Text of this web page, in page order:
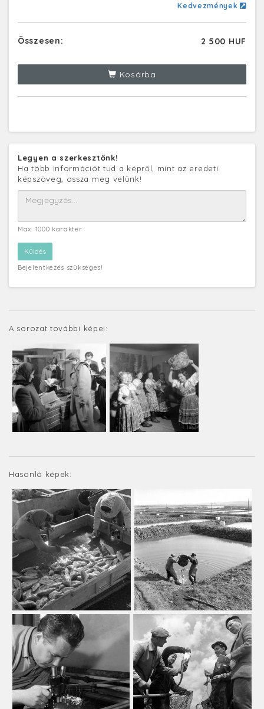
Kedvezmények
Összesen: 2 500 HUF
Kosárba
Legyen a szerkesztőnk!
Ha több információt tud a képről, mint az eredeti
képszöveg, ossza meg velünk!
Max. 1000 karakter
Bejelentkezés szükséges!
A sorozat további képei:
Hasonló képek: